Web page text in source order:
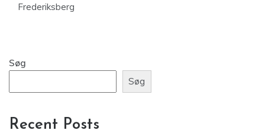
Frederiksberg
Søg
Søg
Recent Posts